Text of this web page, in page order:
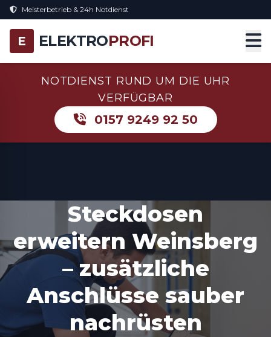
Meisterbetrieb & 24h Notdienst
E ELEKTROPROFI
NOTDIENST RUND UM DIE UHR
VERFÜGBAR
0157 9249 92 50
Steckdosen
erweitern Weinsberg
– zusätzliche
Anschlüsse sauber
nachrüsten